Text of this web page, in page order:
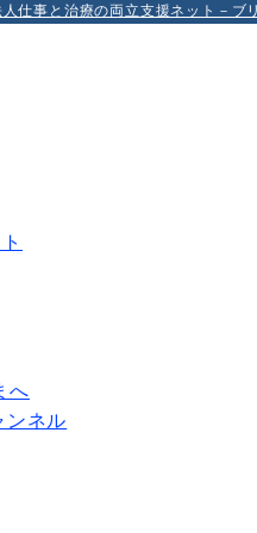
仕事と治療の両立支援ネット－ブ
へ
ンネル